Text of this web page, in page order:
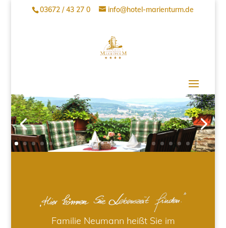
03672 / 43 27 0 info@hotel-marienturm.de
Familie Neumann heißt Sie im